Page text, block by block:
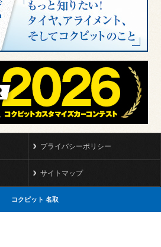
プライバシーポリシー
サイトマップ
コクピット 名取